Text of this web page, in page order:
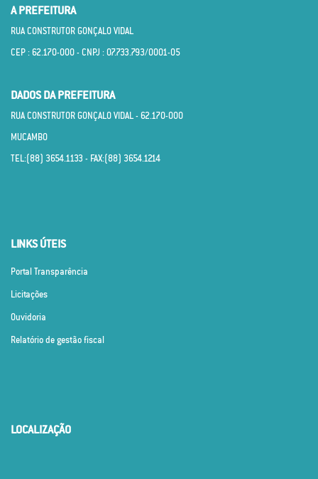
A PREFEITURA
RUA CONSTRUTOR GONÇALO VIDAL
CEP : 62.170­-000 - CNPJ : 07.733.793/0001­-05
DADOS DA PREFEITURA
RUA CONSTRUTOR GONÇALO VIDAL - 62.170­-000
MUCAMBO
TEL:(88) 3654.1133 - FAX:(88) 3654.1214
LINKS ÚTEIS
Portal Transparência
Licitações
Ouvidoria
Relatório de gestão fiscal
LOCALIZAÇÃO